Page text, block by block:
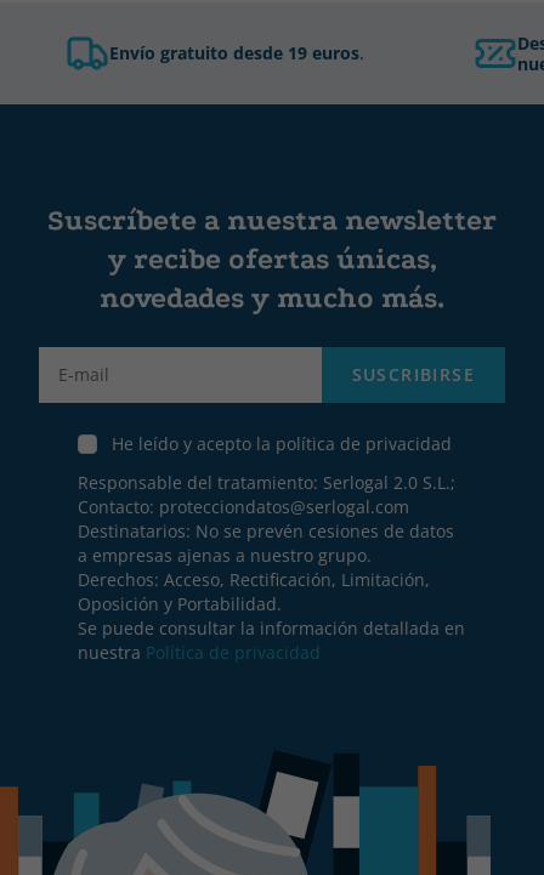
Envío gratuito desde 19 euros.
Suscríbete a nuestra newsletter
y recibe ofertas únicas,
novedades y mucho más.
SUSCRIBIRSE
He leído y acepto la política de privacidad
Responsable del tratamiento: Serlogal 2.0 S.L.;
Contacto: protecciondatos@serlogal.com
Destinatarios: No se prevén cesiones de datos
a empresas ajenas a nuestro grupo.
Derechos: Acceso, Rectificación, Limitación,
Oposición y Portabilidad.
Se puede consultar la información detallada en
nuestra Política de privacidad